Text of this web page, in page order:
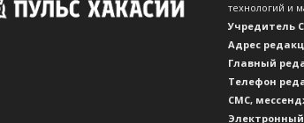
технологий и
Учредитель
Адрес
Главный
Телефон
CМС,